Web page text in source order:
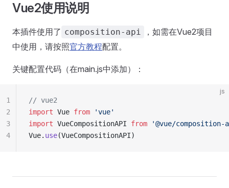
Vue2使用说明
本插件使用了 composition-api
，如需在Vue2项目
中使用，请按照官方教程配置。
关键配置代码（在main.js中添加）：
js
// vue2
import Vue from 'vue'
import VueCompositionAPI from '@vue/
Vue. use(VueCompositionAPI)
1
2
3
4